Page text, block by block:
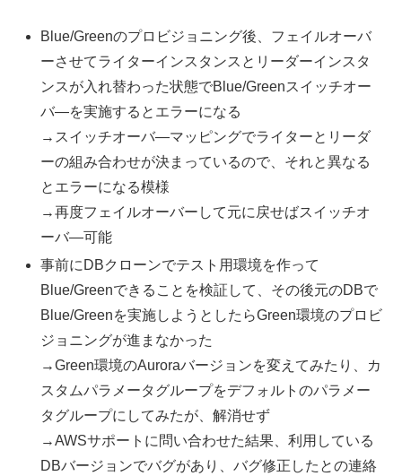
Blue/Greenのプロビジョニング後、フェイルオーバ
ーさせてライターインスタンスとリーダーインスタ
ンスが入れ替わった状態でBlue/Greenスイッチオー
バ―を実施するとエラーになる
→スイッチオーバ―マッピングでライターとリーダ
ーの組み合わせが決まっているので、それと異なる
とエラーになる模様
→再度フェイルオーバーして元に戻せばスイッチオ
ーバ―可能
事前にDBクローンでテスト用環境を作って
Blue/Greenできることを検証して、その後元のDBで
Blue/Greenを実施しようとしたらGreen環境のプロビ
ジョニングが進まなかった
→Green環境のAuroraバージョンを変えてみたり、カ
スタムパラメータグループをデフォルトのパラメー
タグループにしてみたが、解消せず
→AWSサポートに問い合わせた結果、利用している
DBバージョンでバグがあり、バグ修正したとの連絡